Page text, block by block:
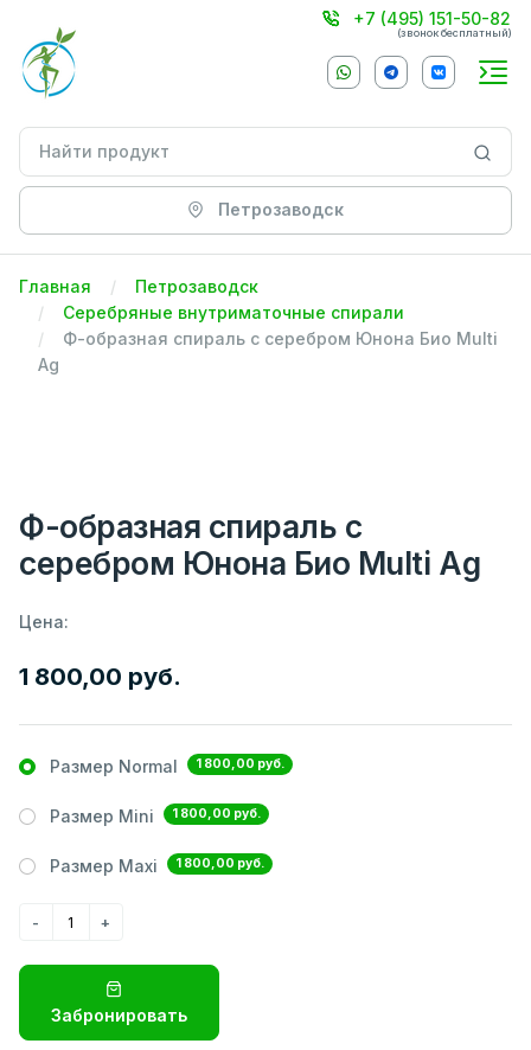
+7 (495) 151-50-82
(звонок бесплатный)
Петрозаводск
Главная
Петрозаводск
Серебряные внутриматочные спирали
Ф-образная спираль с серебром Юнона Био Multi
Ag
Ф-образная спираль с
серебром Юнона Био Multi Ag
Цена:
1 800,00 руб.
Размер Normal 1 800,00 руб.
Размер Mini 1 800,00 руб.
Размер Maxi 1 800,00 руб.
Забронировать